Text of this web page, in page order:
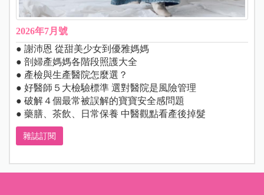
2026年7月號
● 謝沛恩 從甜美少女到優雅媽媽
● 剖婦產媽媽各階段照護大全
● 產檢與生產醫院怎麼選？
● 好醫師５大檢驗標準 選對醫院是風險管理
● 破解４個最常被誤解的寶寶安全感問題
● 藥膳、茶飲、日常保養 中醫觀點看產後掉髮
雜誌訂閱